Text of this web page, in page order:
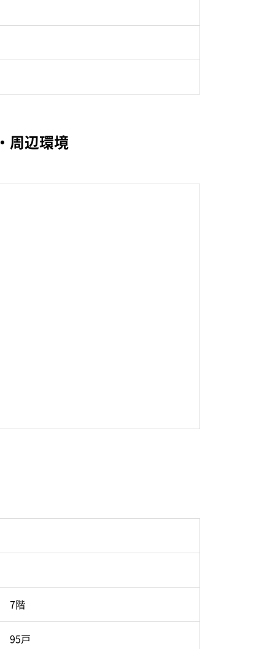
周辺環境
7階
95戸